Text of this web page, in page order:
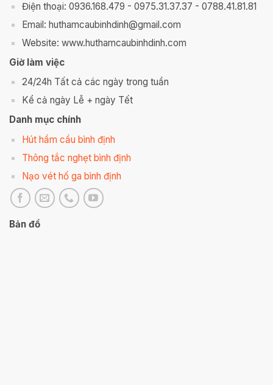
Điện thoại: 0936.168.479 - 0975.31.37.37 - 0788.41.81.81
Email: huthamcaubinhdinh@gmail.com
Website: www.huthamcaubinhdinh.com
Giờ làm việc
24/24h Tất cả các ngày trong tuần
Kể cả ngày Lễ + ngày Tết
Danh mục chính
Hút hầm cầu bình định
Thông tắc nghẹt bình định
Nạo vét hố ga bình định
Bản đồ